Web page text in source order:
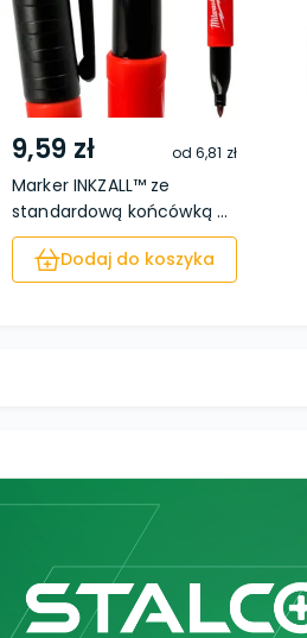
9,59 zł od6,81 zł
Marker INKZALL™ ze
standardową końcówką ...
Dodaj do koszyka